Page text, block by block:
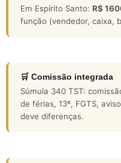
Em Espírito Santo: R$
função (vendedor, caixa,
🛒 Comissão integrada
Súmula 340 TST:
de férias, 13º, FGTS,
deve diferenças.